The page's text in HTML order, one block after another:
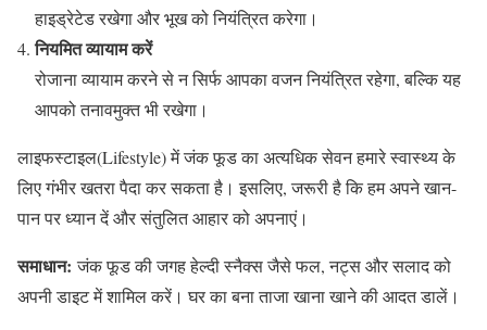
हाइड्रेटेड रखेगा और भूख को नियंत्रित करेगा।
नियमित व्यायाम करें
रोजाना व्यायाम करने से न सिर्फ आपका वजन नियंत्रित रहेगा, बल्कि यह
आपको तनावमुक्त भी रखेगा।
लाइफस्टाइल(Lifestyle) में जंक फूड का अत्यधिक सेवन हमारे स्वास्थ्य के
लिए गंभीर खतरा पैदा कर सकता है। इसलिए, जरूरी है कि हम अपने खान-
पान पर ध्यान दें और संतुलित आहार को अपनाएं।
समाधान: जंक फूड की जगह हेल्दी स्नैक्स जैसे फल, नट्स और सलाद को
अपनी डाइट में शामिल करें। घर का बना ताजा खाना खाने की आदत डालें।